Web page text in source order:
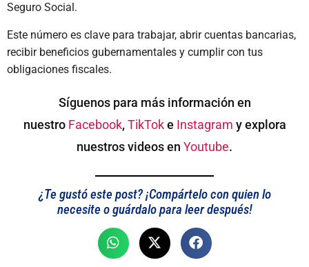
Seguro Social.
Este número es clave para trabajar, abrir cuentas bancarias,
recibir beneficios gubernamentales y cumplir con tus
obligaciones fiscales.
Síguenos para más información en
nuestro Facebook, TikToke Instagram y explora
nuestros videos en Youtube.
¿Te gustó este post? ¡Compártelo con quien lo
necesite o guárdalo para leer después!